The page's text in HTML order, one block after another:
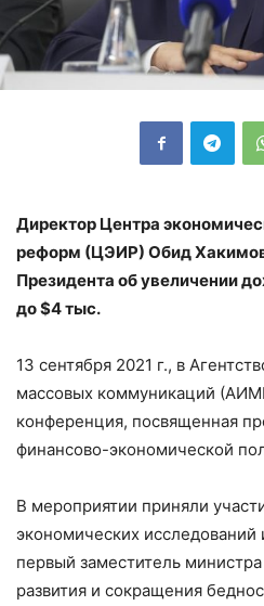
Директор Центра
реформ (ЦЭИР) Обид
Президента об увеличении
до$4 тыс.
13 сентября 2021 г., в
массовых коммуникаций
конференция, посвященная
финансово-экономической
В мероприятии приняли
экономических
первый заместитель
развития и сокращения